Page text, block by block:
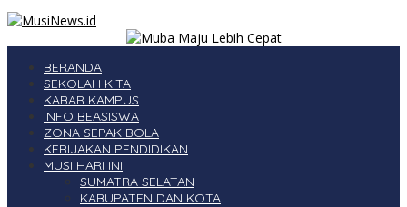
BERANDA
SEKOLAH KITA
KABAR KAMPUS
INFO BEASISWA
ZONA SEPAK BOLA
KEBIJAKAN PENDIDIKAN
MUSI HARI INI
SUMATRA SELATAN
KABUPATEN DAN KOTA